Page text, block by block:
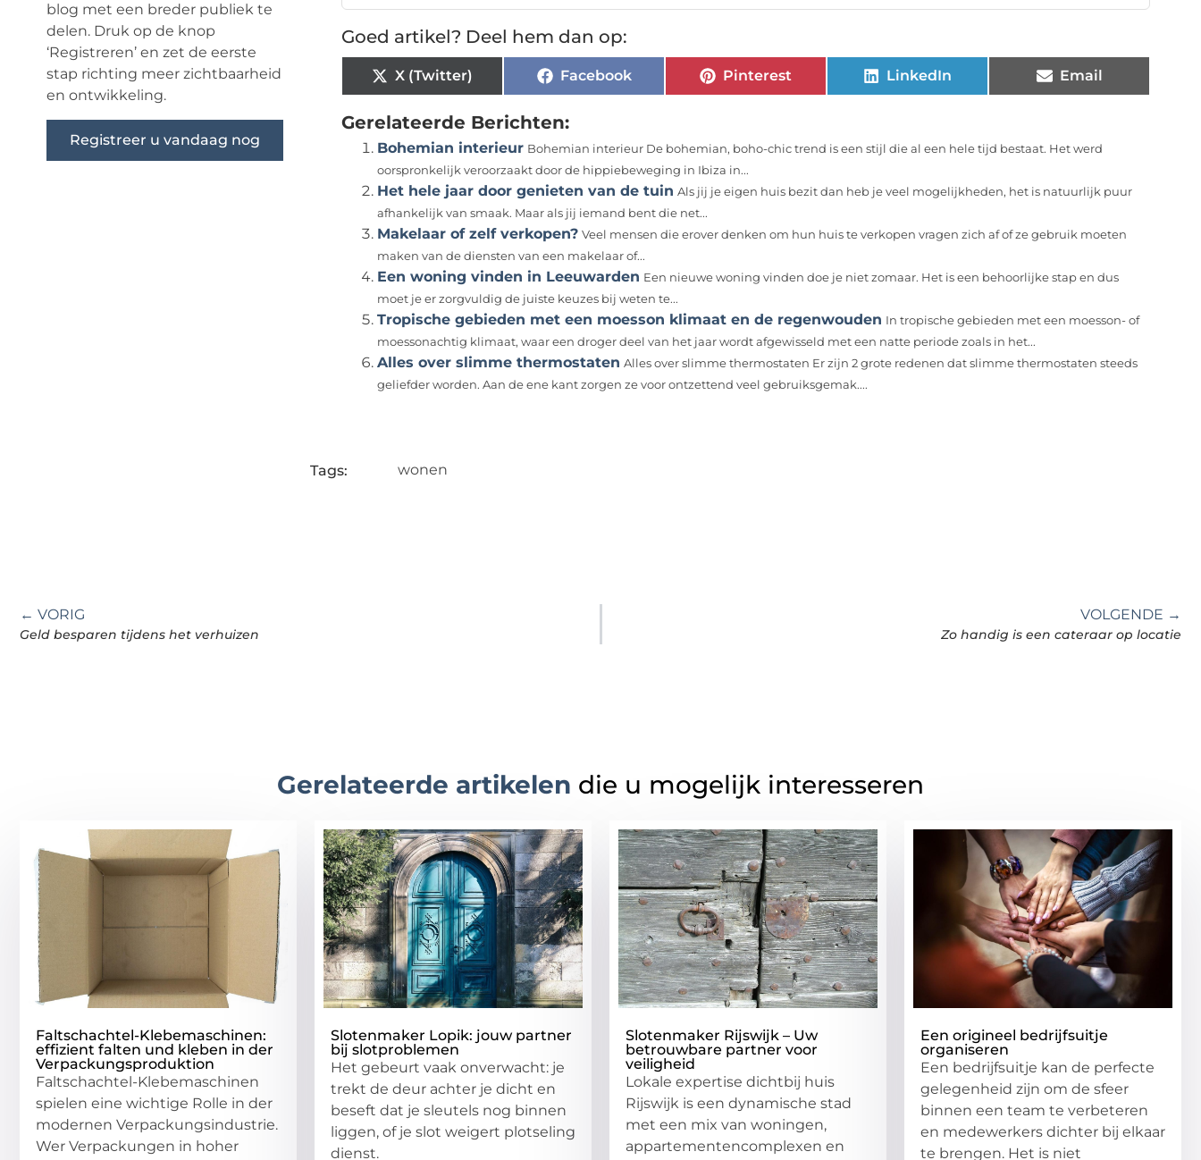
blog met een breder publiek te
delen. Druk op de knop
‘Registreren’ en zet de eerste
stap richting meer zichtbaarheid
en ontwikkeling.
Registreer u vandaag nog
Goed artikel? Deel hem dan op:
X (Twitter) Facebook Pinterest LinkedIn Email
Gerelateerde Berichten:
Bohemian interieur Bohemian interieur De bohemian, boho-chic trend is een stijl die al een hele tijd bestaat. Het werd
oorspronkelijk veroorzaakt door de hippiebeweging in Ibiza in...
Het hele jaar door genieten van de tuin Als jij je eigen huis bezit dan heb je veel mogelijkheden, het is natuurlijk puur
afhankelijk van smaak. Maar als jij iemand bent die net...
Makelaar of zelf verkopen? Veel mensen die erover denken om hun huis te verkopen vragen zich af of ze gebruik moeten
maken van de diensten van een makelaar of...
Een woning vinden in Leeuwarden Een nieuwe woning vinden doe je niet zomaar. Het is een behoorlijke stap en dus
moet je er zorgvuldig de juiste keuzes bij weten te...
Tropische gebieden met een moesson klimaat en de regenwouden In tropische gebieden met een moesson- of
moessonachtig klimaat, waar een droger deel van het jaar wordt afgewisseld met een natte periode zoals in het...
Alles over slimme thermostaten Alles over slimme thermostaten Er zijn 2 grote redenen dat slimme thermostaten steeds
geliefder worden. Aan de ene kant zorgen ze voor ontzettend veel gebruiksgemak....
Tags: wonen
← VORIG
Geld besparen tijdens het verhuizen
VOLGENDE →
Zo handig is een cateraar op locatie
Gerelateerde artikelen die u mogelijk interesseren
Faltschachtel-Klebemaschinen:
effizient falten und kleben in der
Verpackungsproduktion
Faltschachtel-Klebemaschinen
spielen eine wichtige Rolle in der
modernen Verpackungsindustrie.
Wer Verpackungen in hoher
Slotenmaker Lopik: jouw partner
bij slotproblemen
Het gebeurt vaak onverwacht: je
trekt de deur achter je dicht en
beseft dat je sleutels nog binnen
liggen, of je slot weigert plotseling
dienst.
Slotenmaker Rijswijk – Uw
betrouwbare partner voor
veiligheid
Lokale expertise dichtbij huis
Rijswijk is een dynamische stad
met een mix van woningen,
appartementencomplexen en
Een origineel bedrijfsuitje
organiseren
Een bedrijfsuitje kan de perfecte
gelegenheid zijn om de sfeer
binnen een team te verbeteren
en medewerkers dichter bij elkaar
te brengen. Het is niet